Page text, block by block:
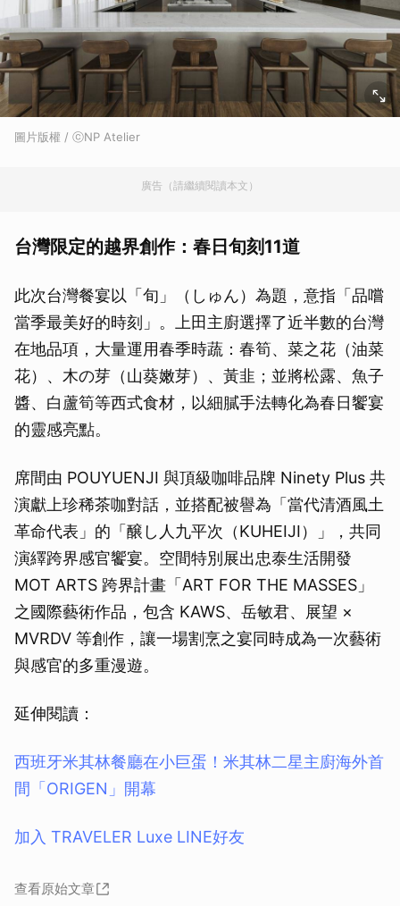
圖片版權 / ⓒNP Atelier
廣告（請繼續閱讀本文）
台灣限定的越界創作：春日旬刻11道
此次台灣餐宴以「旬」（しゅん）為題，意指「品嚐
當季最美好的時刻」。上田主廚選擇了近半數的台灣
在地品項，大量運用春季時蔬：春筍、菜之花（油菜
花）、木の芽（山葵嫩芽）、黃韭；並將松露、魚子
醬、白蘆筍等西式食材，以細膩手法轉化為春日饗宴
的靈感亮點。
席間由 POUYUENJI 與頂級咖啡品牌 Ninety Plus 共
演獻上珍稀茶咖對話，並搭配被譽為「當代清酒風土
革命代表」的「醸し人九平次（KUHEIJI）」，共同
演繹跨界感官饗宴。空間特別展出忠泰生活開發
MOT ARTS 跨界計畫「ART FOR THE MASSES」
之國際藝術作品，包含 KAWS、岳敏君、展望 ×
MVRDV 等創作，讓一場割烹之宴同時成為一次藝術
與感官的多重漫遊。
延伸閱讀：
西班牙米其林餐廳在小巨蛋！米其林二星主廚海外首
間「ORIGEN」開幕
加入 TRAVELER Luxe LINE好友
查看原始文章